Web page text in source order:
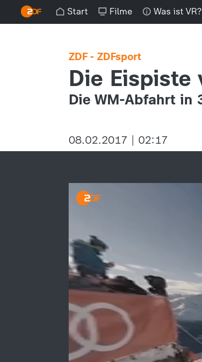
Start Filme Was ist VR?
ZDF - ZDFsport
Die Eispiste
Die WM-Abfahrt in
08.02.2017 | 02:17